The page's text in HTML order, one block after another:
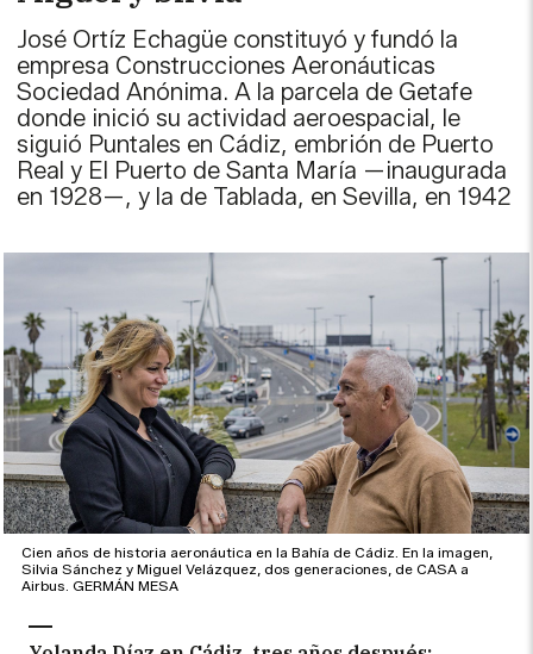
Cien años de historia aeronáutica en la Bahía de Cádiz. En la imagen,
Silvia Sánchez y Miguel Velázquez, dos generaciones, de CASA a
Airbus. GERMÁN MESA
José Ortíz Echagüe constituyó y fundó la
empresa Construcciones Aeronáuticas
Sociedad Anónima. A la parcela de Getafe
donde inició su actividad aeroespacial, le
siguió Puntales en Cádiz, embrión de Puerto
Real y El Puerto de Santa María —inaugurada
en 1928—, y la de Tablada, en Sevilla, en 1942